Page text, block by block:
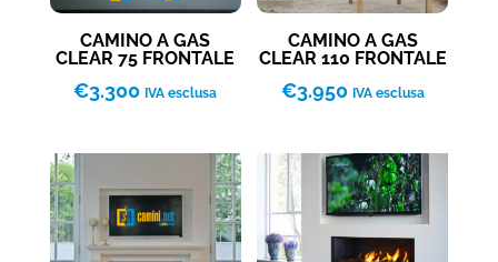
CAMINO A GAS
CLEAR 75 FRONTALE
€3.300 IVA esclusa
CAMINO A GAS
CLEAR 110 FRONTALE
€3.950 IVA esclusa